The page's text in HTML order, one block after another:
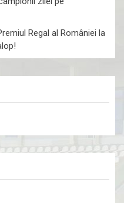
Regal al României la